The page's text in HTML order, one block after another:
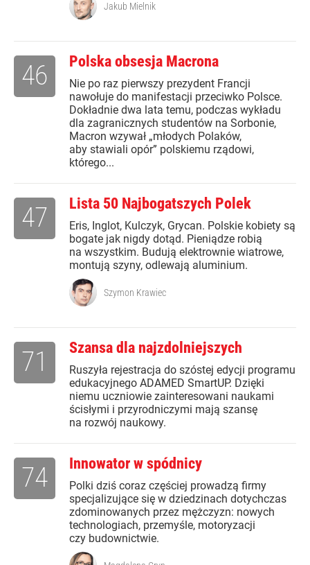
Jakub Mielnik
Polska obsesja Macrona
Nie po raz pierwszy prezydent Francji
nawołuje do manifestacji przeciwko Polsce.
Dokładnie dwa lata temu, podczas wykładu
dla zagranicznych studentów na Sorbonie,
Macron wzywał „młodych Polaków,
aby stawiali opór” polskiemu rządowi,
którego...
46
Lista 50 Najbogatszych Polek
Eris, Inglot, Kulczyk, Grycan. Polskie kobiety są
bogate jak nigdy dotąd. Pieniądze robią
na wszystkim. Budują elektrownie wiatrowe,
montują szyny, odlewają aluminium.
47
Szymon Krawiec
Szansa dla najzdolniejszych
Ruszyła rejestracja do szóstej edycji programu
edukacyjnego ADAMED SmartUP. Dzięki
niemu uczniowie zainteresowani naukami
ścisłymi i przyrodniczymi mają szansę
na rozwój naukowy.
71
Innowator w spódnicy
Polki dziś coraz częściej prowadzą firmy
specjalizujące się w dziedzinach dotychczas
zdominowanych przez mężczyzn: nowych
technologiach, przemyśle, motoryzacji
czy budownictwie.
74